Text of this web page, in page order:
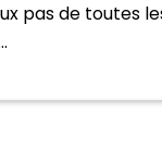
pas de toutes